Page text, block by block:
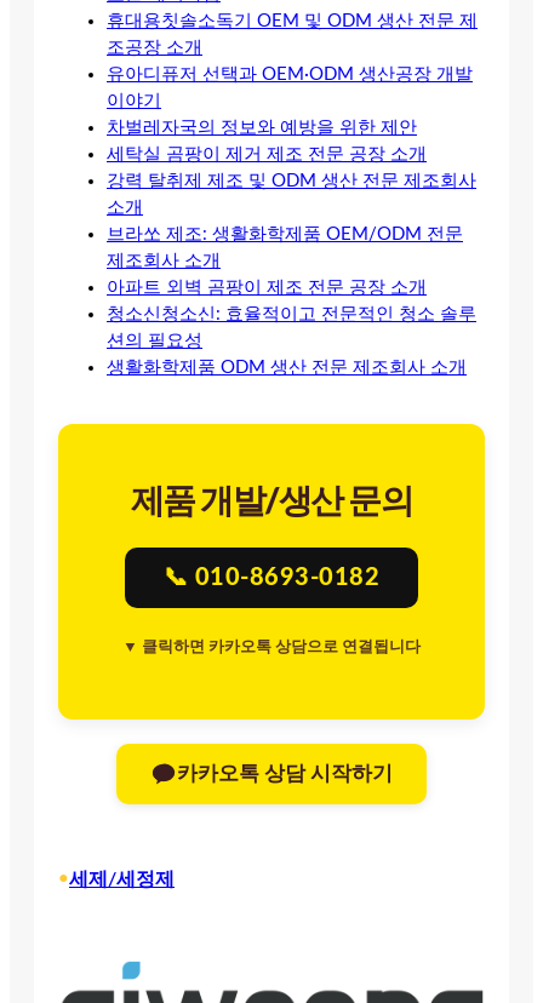
휴대용칫솔소독기 OEM 및 ODM 생산 전문 제
조공장 소개
유아디퓨저 선택과 OEM·ODM 생산공장 개발
이야기
차벌레자국의 정보와 예방을 위한 제안
세탁실 곰팡이 제거 제조 전문 공장 소개
강력 탈취제 제조 및 ODM 생산 전문 제조회사
소개
브라쏘 제조: 생활화학제품 OEM/ODM 전문
제조회사 소개
아파트 외벽 곰팡이 제조 전문 공장 소개
청소신청소신: 효율적이고 전문적인 청소 솔루
션의 필요성
생활화학제품 ODM 생산 전문 제조회사 소개
제품 개발/생산 문의
📞 010-8693-0182
▼ 클릭하면 카카오톡 상담으로 연결됩니다
카카오톡 상담 시작하기
•세제/세정제